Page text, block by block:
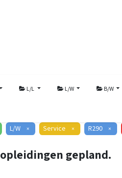
L/L L/W B/W
L/W × Service × R290 ×
gepland.